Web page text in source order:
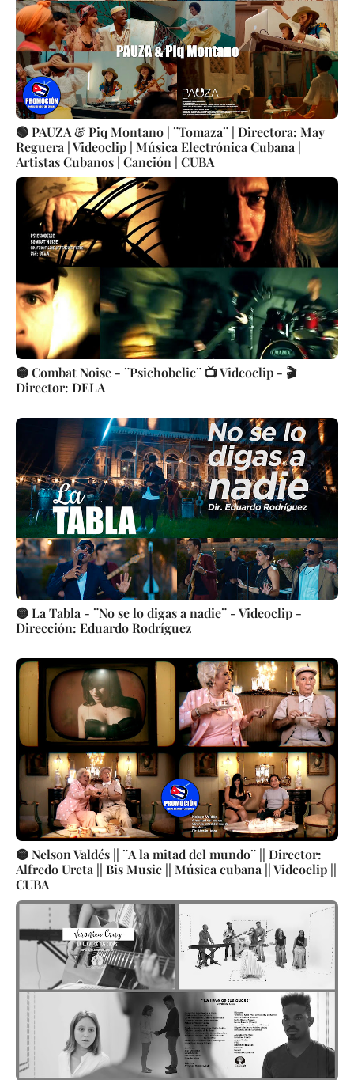
🟢 PAUZA & Piq Montano | ¨Tomaza¨ | Directora: May
Reguera | Videoclip | Música Electrónica Cubana |
Artistas Cubanos | Canción | CUBA
🟡 Combat Noise - ¨Psichobelic¨ 📺 Videoclip - 🎬
Director: DELA
🟡 La Tabla - ¨No se lo digas a nadie¨ - Videoclip -
Dirección: Eduardo Rodríguez
🟡 Nelson Valdés || ¨A la mitad del mundo¨ || Director:
Alfredo Ureta || Bis Music || Música cubana || Videoclip ||
CUBA